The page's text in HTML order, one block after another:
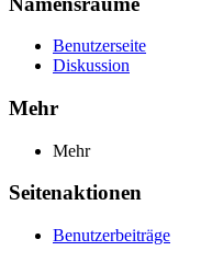
Benutzerseite
Diskussion
Mehr
Mehr
Seitenaktionen
Benutzerbeiträge